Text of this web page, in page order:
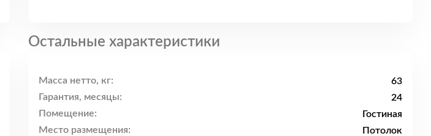
Остальные характеристики
Масса нетто, кг:
63
Гарантия, месяцы:
24
Помещение:
Гостиная
Место размещения:
Потолок